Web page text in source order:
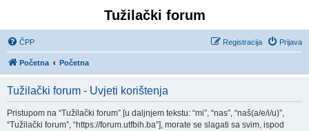
Tužilački forum
ČPP Prijava
Registracija
Početna Početna
Tužilački forum - Uvjeti korištenja
Pristupom na “Tužilački forum” [u daljnjem tekstu: “mi”, “nas”, “naš(a/e/i/u)”,
“Tužilački forum”, “https://forum.utfbih.ba”], morate se slagati sa svim, ispod